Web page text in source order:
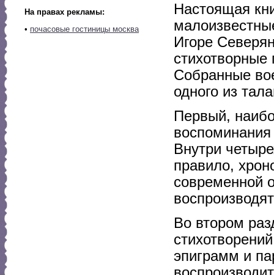
На правах рекламы:
• почасовые гостиницы москва
Настоящая
Игоре
Собранные
одного из
Первый,
Внутри
правило,
современной
Во втором
эпиграмм и